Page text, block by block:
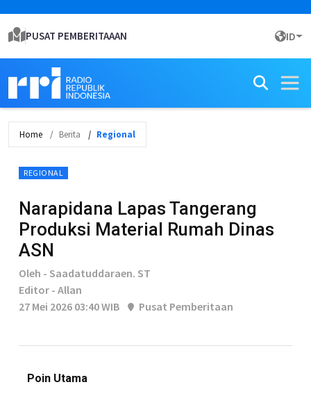
PUSAT PEMBERITAAAN ID
Home Berita Regional
REGIONAL
Narapidana Lapas Tangerang
Produksi Material Rumah Dinas
ASN
Oleh - Saadatuddaraen. ST
Editor - Allan
27 Mei 2026 03:40 WIB
Pusat Pemberitaan
Poin Utama